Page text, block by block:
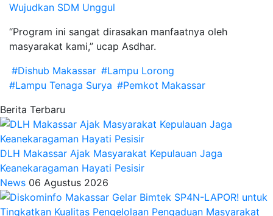
Wujudkan SDM Unggul
“Program ini sangat dirasakan manfaatnya oleh
masyarakat kami,” ucap Asdhar.
#Dishub Makassar #Lampu Lorong
#Lampu Tenaga Surya #Pemkot Makassar
Berita Terbaru
DLH Makassar Ajak Masyarakat Kepulauan Jaga
Keanekaragaman Hayati Pesisir
News 06 Agustus 2026